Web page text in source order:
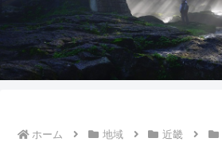
ホーム 地域 近畿